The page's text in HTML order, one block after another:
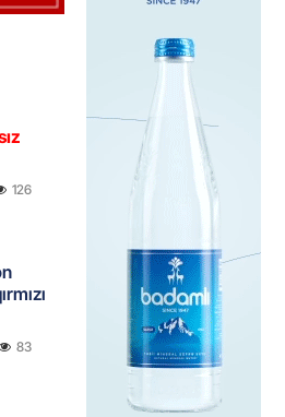
126
83